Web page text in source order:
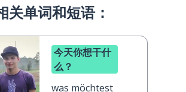
关单词和短语：
今天你想干什
么？
was möchtest